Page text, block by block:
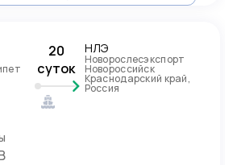
20
суток
НЛЭ
Новорослесэкспорт
Новороссийск
Краснодарский край,
Россия